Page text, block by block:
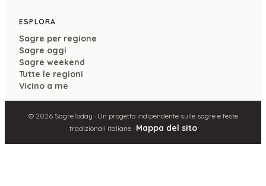
ESPLORA
Sagre per regione
Sagre oggi
Sagre weekend
Tutte le regioni
Vicino a me
© 2026SagreToday · Un progetto indipendente sulle sagre e feste
tradizionali italiane · Mappa del sito